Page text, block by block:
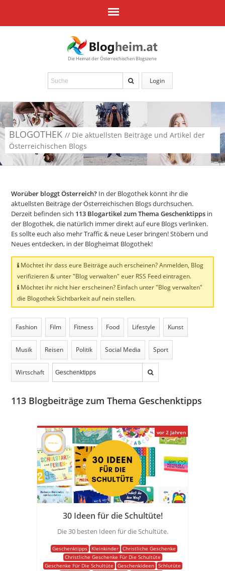
Die Heimat der Österreichischen Blogszene
Login
BLOGOTHEK // Die aktuellsten Beiträge und Artikel der
Österreichischen Blogs
Worüber bloggt Österreich? In der Blogothek könnt ihr die
aktuellsten Beiträge der Österreichischen Blogs durchsuchen.
Derzeit befinden sich 113 Blogartikel zum Thema Geschenktipps in
der Blogothek, die natürlich immer direkt auf eure Blogs verlinken.
Es sollte euch also mehr Traffic & neue Leser bringen! Stöbern und
Neues entdecken, in der Blogheimat Blogothek!
Möchtet ihr dass eure Beiträge auch erscheinen? Anmelden, Blog
verifizieren & unter "Blog verwalten" euer RSS Feed eintragen.
Möchtet ihr nicht hier erscheinen? Einfach unter "Blog verwalten"
die Blogothek Sichtbarkeit auf nein stellen.
Fashion Film Fitness Food Lifestyle Kunst
Musik Reisen Politik Social Media Sport
Wirtschaft
113 Blogbeiträge zum Thema Geschenktipps
30 Ideen für die Schultüte!
Die 30 besten Ideen für die Schultüte.
Geschenktipps Kleinkinder
Christliche Geschenke
Christliche Geschenke Für Die Schultüte
Geschenke Für Die Schultüte
Geschenkideen
Schlutüte
vor 2 Jahren